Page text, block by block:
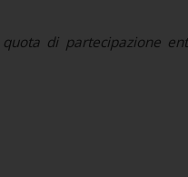
di partecipazione